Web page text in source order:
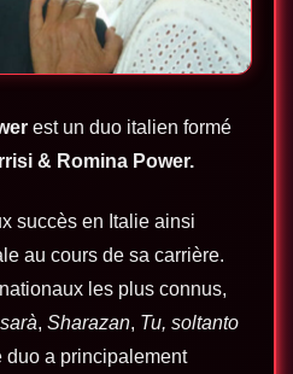
est un duo italien formé
& Romina Power.
succès en Italie ainsi
au cours de sa carrière.
les plus connus,
, Sharazan, Tu, soltanto
duo a principalement